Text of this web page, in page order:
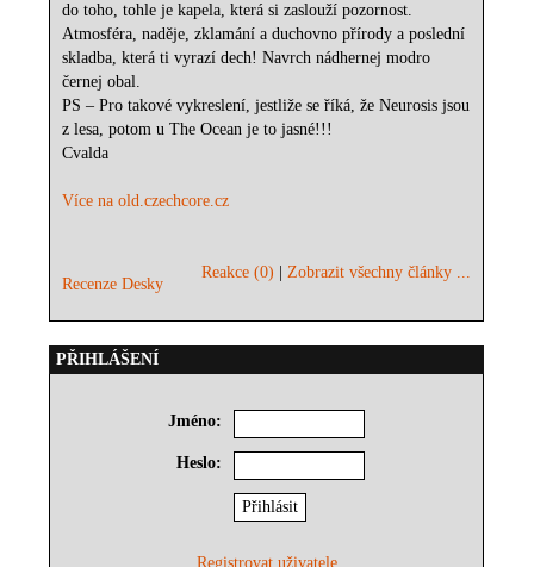
do toho, tohle je kapela, která si zaslouží pozornost.
Atmosféra, naděje, zklamání a duchovno přírody a poslední
skladba, která ti vyrazí dech! Navrch nádhernej modro
černej obal.
PS – Pro takové vykreslení, jestliže se říká, že Neurosis jsou
z lesa, potom u The Ocean je to jasné!!!
Cvalda
Více na old.czechcore.cz
Recenze Desky
Reakce (0) |Zobrazit všechny články ...
PŘIHLÁŠENÍ
Jméno:
Heslo:
Registrovat uživatele